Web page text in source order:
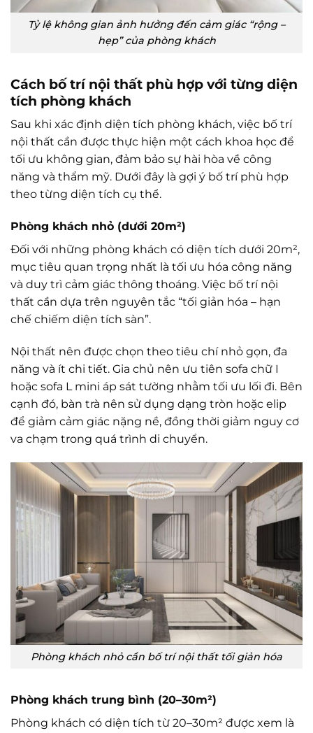
Tỷ lệ không gian ảnh hưởng đến cảm giác “rộng –
hẹp” của phòng khách
Cách bố trí nội thất phù hợp với từng diện
tích phòng khách
Sau khi xác định diện tích phòng khách, việc bố trí
nội thất cần được thực hiện một cách khoa học để
tối ưu không gian, đảm bảo sự hài hòa về công
năng và thẩm mỹ. Dưới đây là gợi ý bố trí phù hợp
theo từng diện tích cụ thể.
Phòng khách nhỏ (dưới 20m²)
Đối với những phòng khách có diện tích dưới 20m²,
mục tiêu quan trọng nhất là tối ưu hóa công năng
và duy trì cảm giác thông thoáng. Việc bố trí nội
thất cần dựa trên nguyên tắc “tối giản hóa – hạn
chế chiếm diện tích sàn”.
Nội thất nên được chọn theo tiêu chí nhỏ gọn, đa
năng và ít chi tiết. Gia chủ nên ưu tiên sofa chữ I
hoặc sofa L mini áp sát tường nhằm tối ưu lối đi. Bên
cạnh đó, bàn trà nên sử dụng dạng tròn hoặc elip
để giảm cảm giác nặng nề, đồng thời giảm nguy cơ
va chạm trong quá trình di chuyển.
Phòng khách nhỏ cần bố trí nội thất tối giản hóa
Phòng khách trung bình (20–30m²)
Phòng khách có diện tích từ 20–30m² được xem là